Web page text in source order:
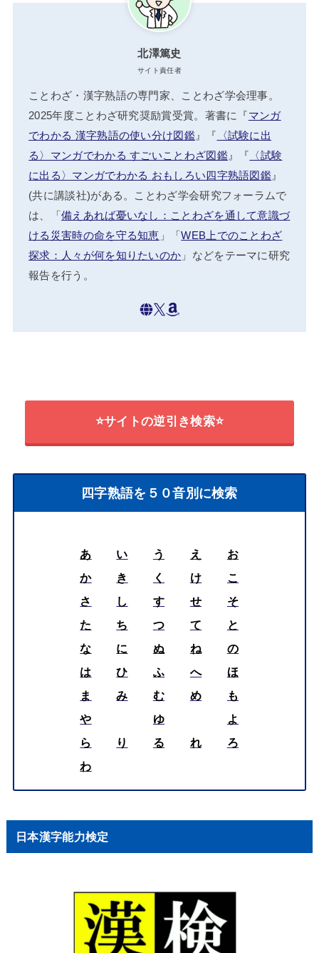
北澤篤史
サイト責任者
ことわざ・漢字熟語の専門家、ことわざ学会理事。
2025年度ことわざ研究奨励賞受賞。著書に『マンガ
でわかる 漢字熟語の使い分け図鑑』『 〈試験に出
る〉マンガでわかる すごいことわざ図鑑』『 〈試験
に出る〉マンガでわかる おもしろい四字熟語図鑑』
(共に講談社)がある。ことわざ学会研究フォーラムで
は、「備えあれば憂いなし：ことわざを通して意識づ
ける災害時の命を守る知恵 」「WEB上でのことわざ
探求：人々が何を知りたいのか 」などをテーマに研究
報告を行う。
⭐サイトの逆引き検索⭐
四字熟語を５０音別に検索
あ い う え
お
か
き く け
こ
さ
し す せ
そ
た
ち つ て
と
な
に ぬ ね
の
は
ひ ふ へ
ほ
ま
み む め
も
や
ゆ
よ
ら
り る れ
ろ
わ
日本漢字能力検定